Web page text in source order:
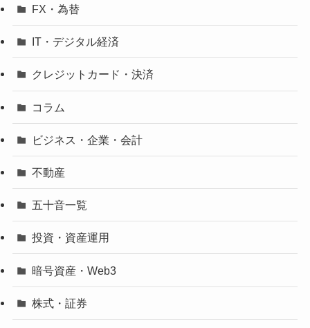
FX・為替
IT・デジタル経済
クレジットカード・決済
コラム
ビジネス・企業・会計
不動産
五十音一覧
投資・資産運用
暗号資産・Web3
株式・証券